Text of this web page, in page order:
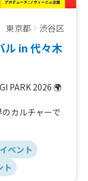
東京都 渋谷区
ル in 代々木
PARK 2026 🌍
カルチャーで
ンス、パレー
ベント
ト